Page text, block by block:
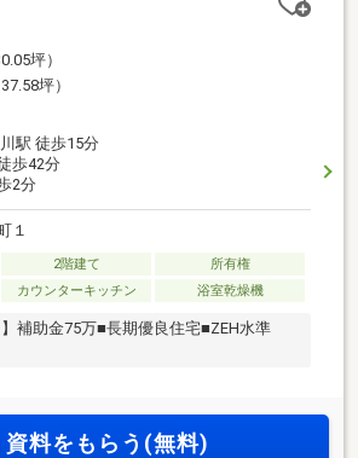
坪）
37.58坪）
駅 徒歩15分
歩42分
2分
１
2階建て
所有権
カウンターキッチン 浴室乾燥機
】補助金75万■長期優良住宅■ZEH水準
資料をもらう(無料)